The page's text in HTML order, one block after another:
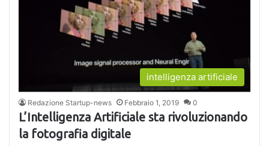
intelligenza artificiale
Redazione Startup-news Febbraio 1, 2019 0
L’Intelligenza Artificiale sta rivoluzionando
la fotografia digitale